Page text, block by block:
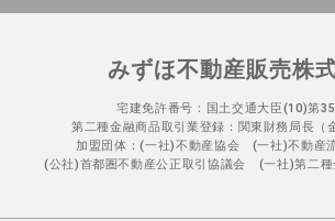
みずほ不動産販売株
宅建免許番号：国土交通大臣(10)第
第二種金融商品取引業登録：関東財務局長（
加盟団体：(一社)不動産協会 (一社)不動産
(公社)首都圏不動産公正取引協議会 (一社)第二種